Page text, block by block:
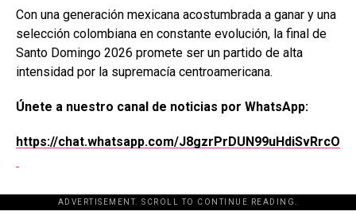
Con una generación mexicana acostumbrada a ganar y una
selección colombiana en constante evolución, la final de
Santo Domingo 2026 promete ser un partido de alta
intensidad por la supremacía centroamericana.
Únete a nuestro canal de noticias por WhatsApp:
https://chat.whatsapp.com/J8gzrPrDUN99uHdiSvRrcO
ADVERTISEMENT. SCROLL TO CONTINUE READING.
[adsforwp id="243463"]